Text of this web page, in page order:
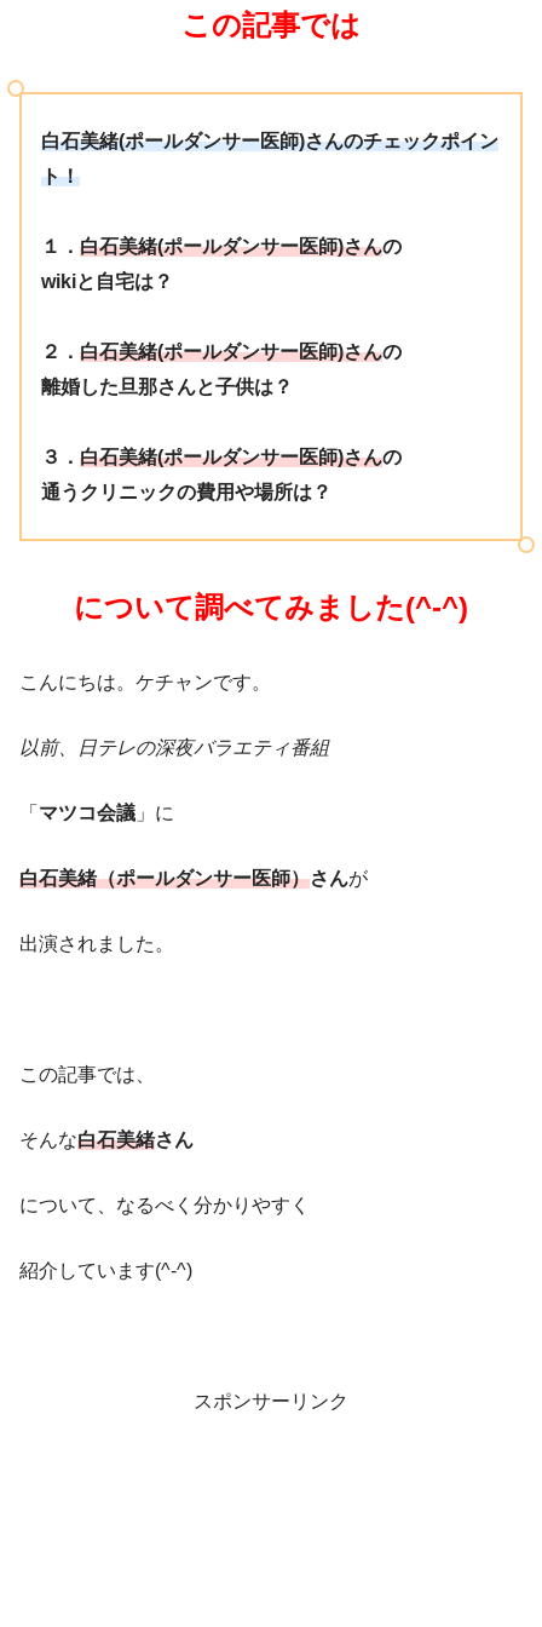
この記事では
白石美緒(ポールダンサー医師)さんのチェックポイン
ト！
１． 白石美緒(ポールダンサー医師)さんの
wikiと自宅は？
２． 白石美緒(ポールダンサー医師)さんの
離婚した旦那さんと子供は？
３． 白石美緒(ポールダンサー医師)さんの
通うクリニックの費用や場所は？
について調べてみました(^-^)
こんにちは。ケチャンです。
以前、日テレの深夜バラエティ番組
「 マツコ会議 」に
白石美緒（ポールダンサー医師）さんが
出演されました。
この記事では、
そんな白石美緒さん
について、なるべく分かりやすく
紹介しています(^-^)
スポンサーリンク